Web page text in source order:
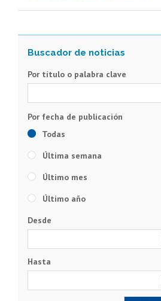
Por título o palabra clave
Todas
Última semana
Último mes
Último año
Desde
Hasta